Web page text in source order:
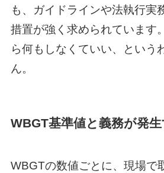
も、ガイドラインや法執行実
措置が強く求められています
ら何もしなくていい、という
ん。
WBGT基準値と義務が発
WBGTの数値ごとに、現場で